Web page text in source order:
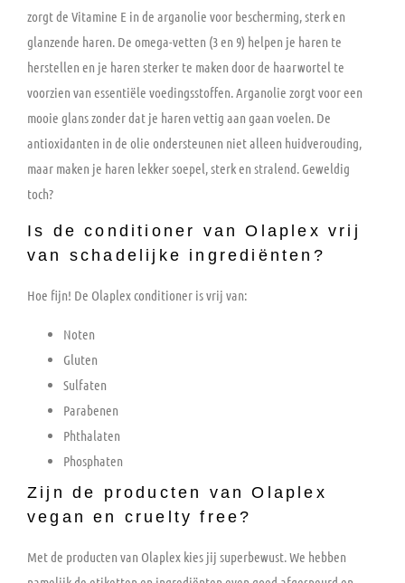
zorgt de Vitamine E in de arganolie voor bescherming, sterk en
glanzende haren. De omega-vetten (3 en 9) helpen je haren te
herstellen en je haren sterker te maken door de haarwortel te
voorzien van essentiële voedingsstoffen. Arganolie zorgt voor een
mooie glans zonder dat je haren vettig aan gaan voelen. De
antioxidanten in de olie ondersteunen niet alleen huidverouding,
maar maken je haren lekker soepel, sterk en stralend. Geweldig
toch?
Is de conditioner van Olaplex vrij
van schadelijke ingrediënten?
Hoe fijn! De Olaplex conditioner is vrij van:
Noten
Gluten
Sulfaten
Parabenen
Phthalaten
Phosphaten
Zijn de producten van Olaplex
vegan en cruelty free?
Met de producten van Olaplex kies jij superbewust. We hebben